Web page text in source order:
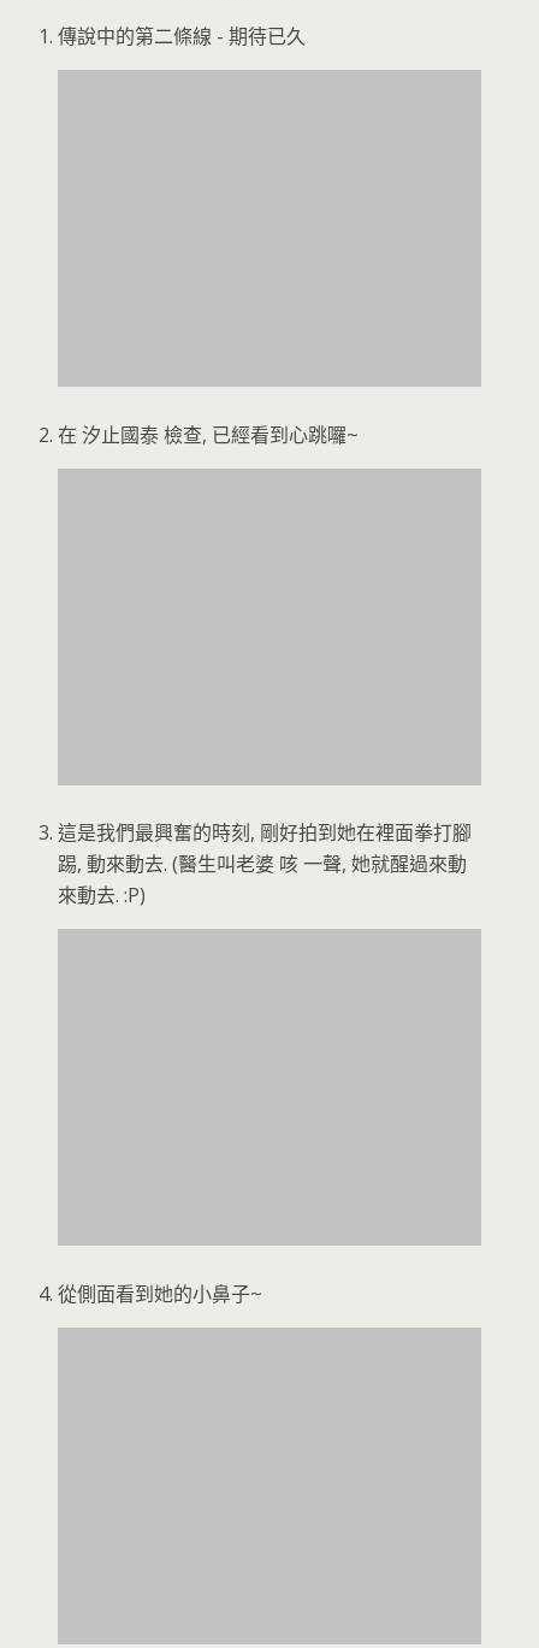
傳說中的第二條線 - 期待已久
在 汐止國泰 檢查, 已經看到心跳囉~
這是我們最興奮的時刻, 剛好拍到她在裡面拳打腳
踢, 動來動去. (醫生叫老婆 咳 一聲, 她就醒過來動
來動去. :P)
從側面看到她的小鼻子~